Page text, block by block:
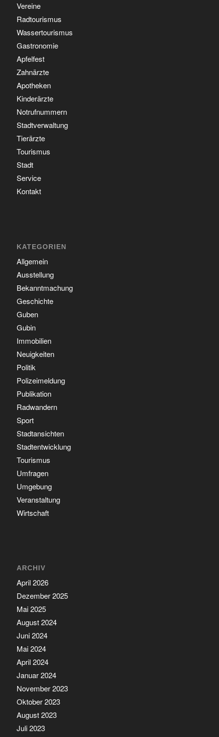
Vereine
Radtourismus
Wassertourismus
Gastronomie
Apfelfest
Zahnärzte
Apotheken
Kinderärzte
Notrufnummern
Stadtverwaltung
Tierärzte
Tourismus
Stadt
Service
Kontakt
KATEGORIEN
Allgemein
Ausstellung
Bekanntmachung
Geschichte
Guben
Gubin
Immobilien
Neuigkeiten
Politik
Polizeimeldung
Publikation
Radwandern
Sport
Stadtansichten
Stadtentwicklung
Tourismus
Umfragen
Umgebung
Veranstaltung
Wirtschaft
ARCHIV
April 2026
Dezember 2025
Mai 2025
August 2024
Juni 2024
Mai 2024
April 2024
Januar 2024
November 2023
Oktober 2023
August 2023
Juli 2023